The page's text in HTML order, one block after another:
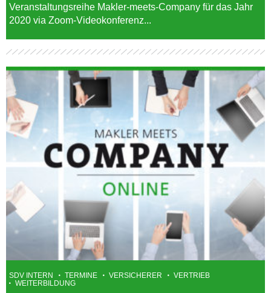
Veranstaltungsreihe Makler-meets-Company für das Jahr
2020 via Zoom-Videokonferenz...
SDV INTERN TERMINE VERSICHERER
VERTRIEB
WEITERBILDUNG